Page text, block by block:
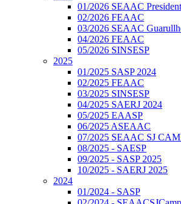
01/2026 SEAAC
02/2026 FEAAC
03/2026 SEAAC
04/2026 FEAAC
05/2026 SINSESP
2025
01/2025 SASP 2024
02/2025 FEAAC
03/2025 SINSESP
04/2025 SAERJ 2024
05/2025 EAASP
06/2025 ASEAAC
07/2025 SEAAC SJ
08/2025 - SAESP
09/2025 - SASP 2025
10/2025 - SAERJ 2025
2024
01/2024 - SASP